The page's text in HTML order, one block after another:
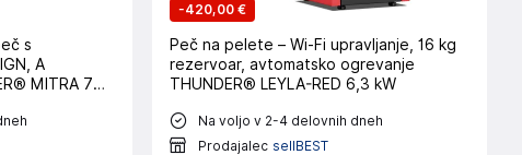
s
A
MITRA 7
-420,00 €
Peč na pelete – Wi-Fi upravljanje, 16 kg
rezervoar, avtomatsko ogrevanje
THUNDER® LEYLA-RED 6,3 kW
Na voljo v 2-4 delovnih dneh
Prodajalec sellBEST